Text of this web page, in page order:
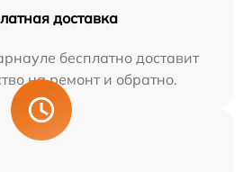
доставка
бесплатно доставит
на ремонт и обратно.